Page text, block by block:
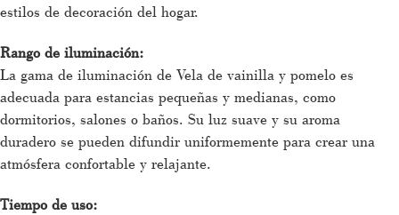
estilos de decoración del hogar.
Rango de iluminación:
La gama de iluminación de Vela de vainilla y pomelo es
adecuada para estancias pequeñas y medianas, como
dormitorios, salones o baños. Su luz suave y su aroma
duradero se pueden difundir uniformemente para crear una
atmósfera confortable y relajante.
Tiempo de uso: